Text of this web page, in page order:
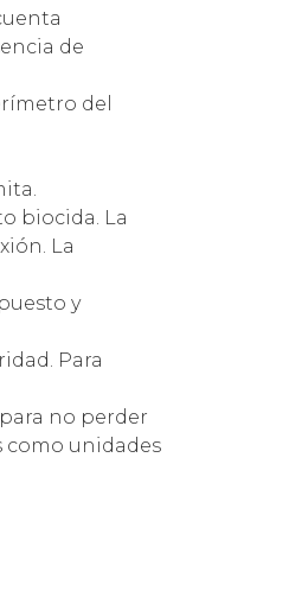
de
del
biocida. La
La
y
Para
no perder
como unidades